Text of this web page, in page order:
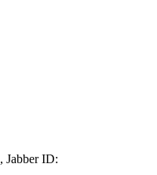
, Jabber ID: